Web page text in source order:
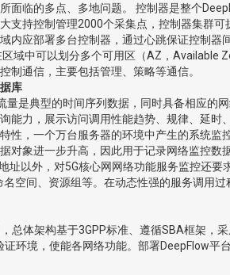
面临的多点、多地问题。 控制器是整个
支持控制管理2000个采集点，控制器集群
内应部署多台控制器，通过心跳保证控制
域中可以划分多个可用区（AZ，Available
制通信，主要包括管理、策略等通信。
库
量是典型的时间序列数据，同时具备相应
能力，展示访问调用性能趋势、规律、延时
性，一个万台服务器的环境中产生的系统
对象进一步升高，因此用于记录网络监控
址以外，对5G核心网网络功能服务监控还
空间、资源组等。在动态性强的服务调用
总体架构基于3GPP标准、遵循SBA框架
环境，使能各网络功能。部署DeepFlow平